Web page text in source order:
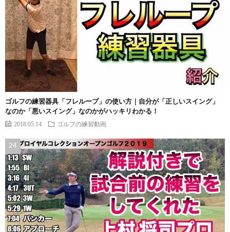
ゴルフの練習器具「フレループ」の使い方｜自分が「正しいスイング」
なのか「悪いスイング」なのかがハッキリわかる！
2018.05.14 ゴルフの練習動画